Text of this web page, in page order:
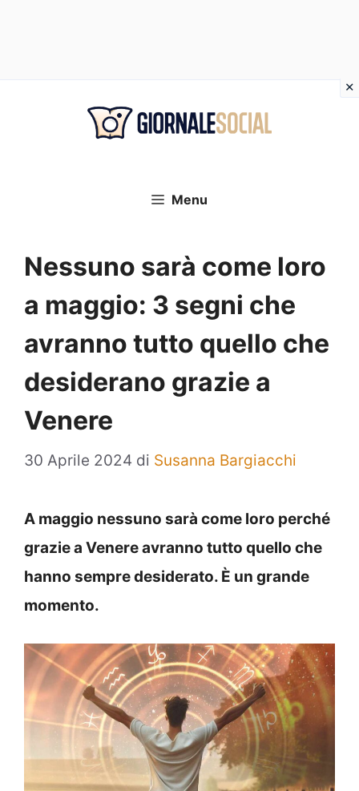
Menu
Nessuno sarà come loro
a maggio: 3 segni che
avranno tutto quello che
desiderano grazie a
Venere
30 Aprile 2024 di Susanna Bargiacchi
A maggio nessuno sarà come loro perché
grazie a Venere avranno tutto quello che
hanno sempre desiderato. È un grande
momento.